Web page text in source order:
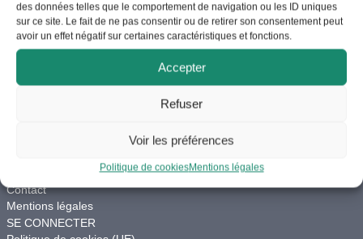
des données telles que le comportement de navigation ou les ID uniques
sur ce site. Le fait de ne pas consentir ou de retirer son consentement peut
avoir un effet négatif sur certaines caractéristiques et fonctions.
Accepter
Refuser
Voir les préférences
Politique de cookiesMentions légales
S’inscrire Mot de passe perdu ?
Contact
Mentions légales
SE CONNECTER